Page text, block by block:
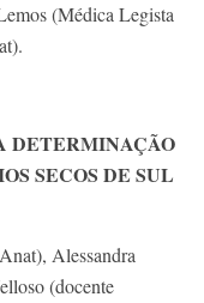
(Médica Legista
DETERMINAÇÃO
SECOS DE SUL
Alessandra
(docente